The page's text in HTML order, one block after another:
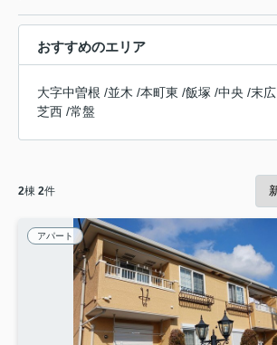
おすすめのエリア
大字中曽根 /並木 /本町東 /飯塚 /中央 /末広
芝西 /常盤
2棟 2件
アパート